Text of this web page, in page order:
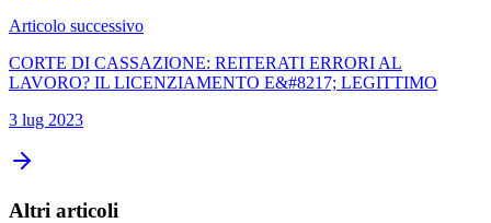
Articolo successivo
CORTE DI CASSAZIONE: REITERATI ERRORI AL
LAVORO? IL LICENZIAMENTO E&#8217; LEGITTIMO
3 lug 2023
Altri articoli